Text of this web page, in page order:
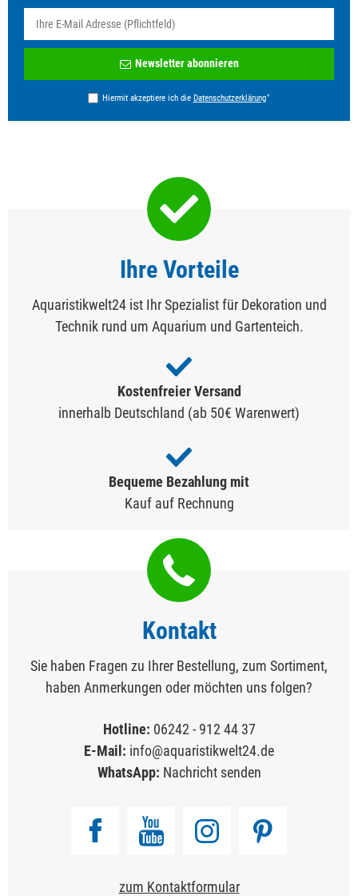
Newsletter abonnieren
Hiermit akzeptiere ich die Daten­schutz­erklärung*
Ihre Vorteile
Aquaristikwelt24 ist Ihr Spezialist für Dekoration und
Technik rund um Aquarium und Gartenteich.
Kostenfreier Versand
innerhalb Deutschland (ab 50€ Warenwert)
Bequeme Bezahlung mit
Kauf auf Rechnung
Kontakt
Sie haben Fragen zu Ihrer Bestellung, zum Sortiment,
haben Anmerkungen oder möchten uns folgen?
Hotline: 06242 - 912 44 37
E-Mail: info@aquaristikwelt24.de
WhatsApp: Nachricht senden
zum Kontaktformular